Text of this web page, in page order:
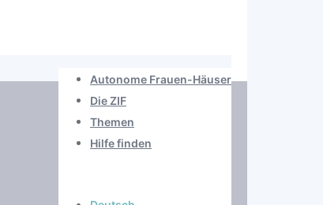
Autonome Frauen-Häuser
Die ZIF
Themen
Hilfe finden